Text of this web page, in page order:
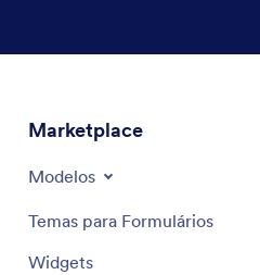
Marketplace
Modelos
Temas para Formulários
Widgets